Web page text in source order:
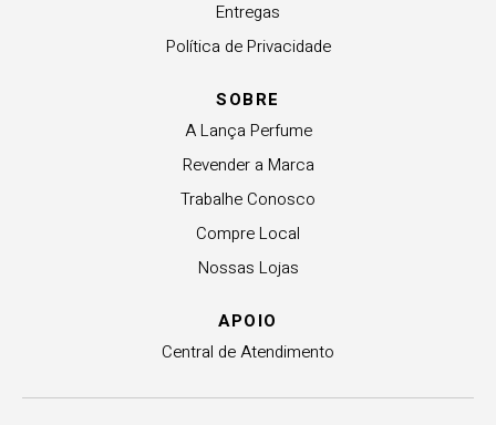
Entregas
Política de Privacidade
SOBRE
A Lança Perfume
Revender a Marca
Trabalhe Conosco
Compre Local
Nossas Lojas
APOIO
Central de Atendimento